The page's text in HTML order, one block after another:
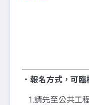
．報名方式， 可臨
1.請先至公共工